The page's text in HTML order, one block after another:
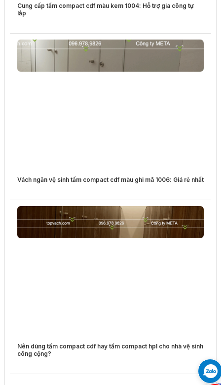
Cung cấp tấm compact cdf màu kem 1004: Hỗ trợ gia công tự
lắp
Vách ngăn vệ sinh tấm compact cdf màu ghi mã 1006: Giá rẻ nhất
Nên dùng tấm compact cdf hay tấm compact hpl cho nhà vệ sinh
công cộng?